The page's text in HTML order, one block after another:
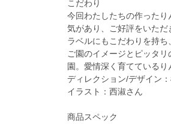
こだわり
今回わたしたちの作った
気があり、ご好評をいただ
ラベルにもこだわりを持
ご園のイメージとピッタ
園。愛情深く育てている
ディレクション/デザイン
イラスト：西淑さん
商品スペック